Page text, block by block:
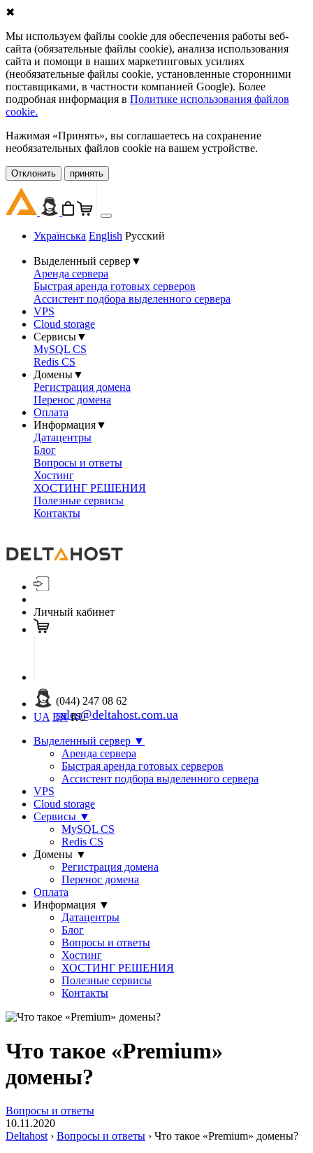
✖
Мы используем файлы cookie для обеспечения работы веб-
сайта (обязательные файлы cookie), анализа использования
сайта и помощи в наших маркетинговых усилиях
(необязательные файлы cookie, установленные сторонними
поставщиками, в частности компанией Google). Более
подробная информация в Политике использования файлов
cookie.
Нажимая «Принять», вы соглашаетесь на сохранение
необязательных файлов cookie на вашем устройстве.
Oтклонить принять
Українська English Русский
Выделенный сервер▼
Аренда сервера
Быстрая аренда готовых серверов
Ассистент подбора выделенного сервера
VPS
Cloud storage
Сервисы▼
MySQL CS
Redis CS
Домены▼
Регистрация домена
Перенос домена
Оплата
Информация▼
Датацентры
Блог
Вопросы и ответы
Хостинг
ХОСТИНГ РЕШЕНИЯ
Полезные сервисы
Контакты
Личный кабинет
(044) 247 08 62
sales@deltahost.com.ua
UA EN RU
Выделенный сервер ▼
Аренда сервера
Быстрая аренда готовых серверов
Ассистент подбора выделенного сервера
VPS
Cloud storage
Сервисы ▼
MySQL CS
Redis CS
Домены ▼
Регистрация домена
Перенос домена
Оплата
Информация ▼
Датацентры
Блог
Вопросы и ответы
Хостинг
ХОСТИНГ РЕШЕНИЯ
Полезные сервисы
Контакты
Что такое «Premium»
домены?
Вопросы и ответы
10.11.2020
Deltahost› Вопросы и ответы › Что такое «Premium» домены?